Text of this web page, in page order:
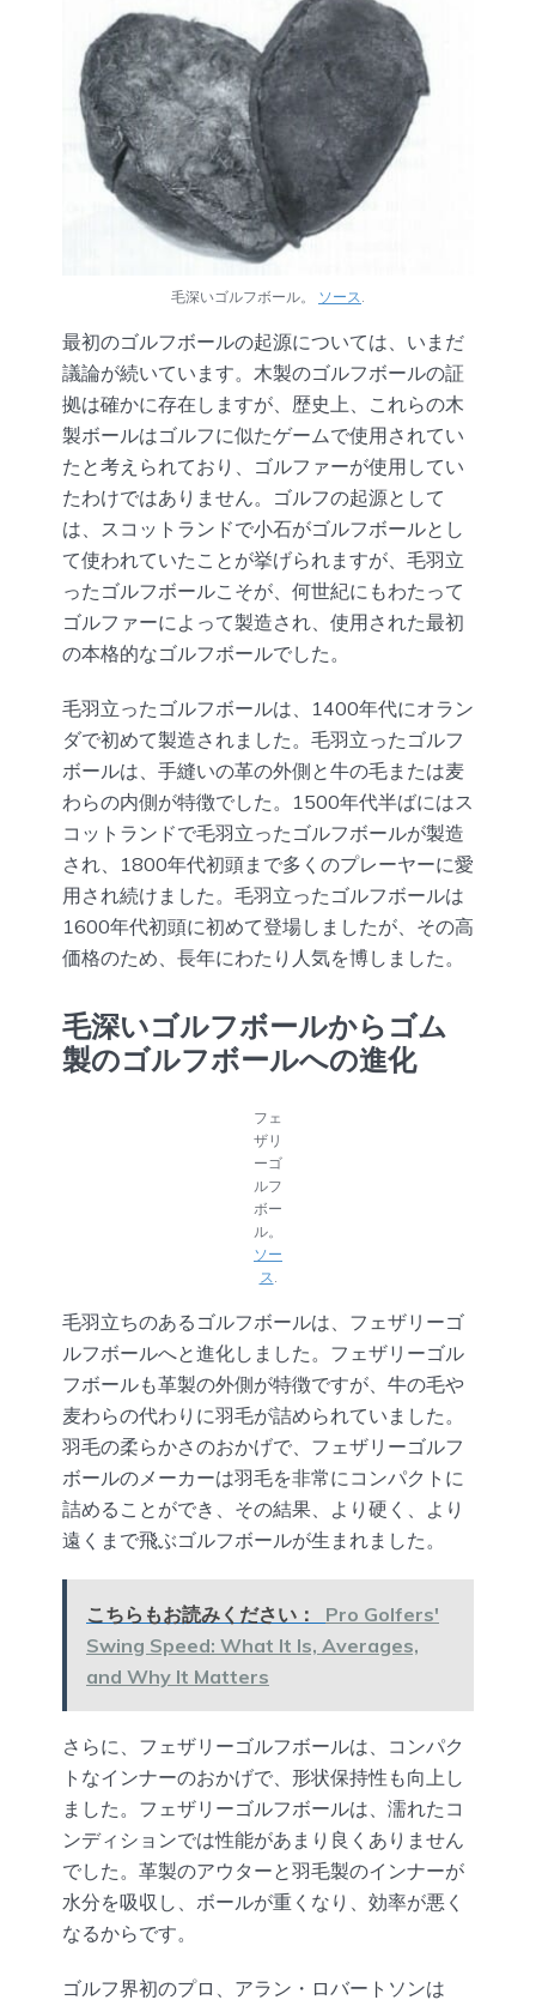
毛深いゴルフボール。 ソース.
最初のゴルフボールの起源については、いまだ
議論が続いています。木製のゴルフボールの証
拠は確かに存在しますが、歴史上、これらの木
製ボールはゴルフに似たゲームで使用されてい
たと考えられており、ゴルファーが使用してい
たわけではありません。ゴルフの起源として
は、スコットランドで小石がゴルフボールとし
て使われていたことが挙げられますが、毛羽立
ったゴルフボールこそが、何世紀にもわたって
ゴルファーによって製造され、使用された最初
の本格的なゴルフボールでした。
毛羽立ったゴルフボールは、1400年代にオラン
ダで初めて製造されました。毛羽立ったゴルフ
ボールは、手縫いの革の外側と牛の毛または麦
わらの内側が特徴でした。1500年代半ばにはス
コットランドで毛羽立ったゴルフボールが製造
され、1800年代初頭まで多くのプレーヤーに愛
用され続けました。毛羽立ったゴルフボールは
1600年代初頭に初めて登場しましたが、その高
価格のため、長年にわたり人気を博しました。
毛深いゴルフボールからゴム
製のゴルフボールへの進化
フェ
ザリ
ーゴ
ルフ
ボー
ル。
ソー
ス
毛羽立ちのあるゴルフボールは、フェザリーゴ
ルフボールへと進化しました。フェザリーゴル
フボールも革製の外側が特徴ですが、牛の毛や
麦わらの代わりに羽毛が詰められていました。
羽毛の柔らかさのおかげで、フェザリーゴルフ
ボールのメーカーは羽毛を非常にコンパクトに
詰めることができ、その結果、より硬く、より
遠くまで飛ぶゴルフボールが生まれました。
こちらもお読みください：
Pro Golfers'
Swing Speed: What It Is, Averages,
and Why It Matters
さらに、フェザリーゴルフボールは、コンパク
トなインナーのおかげで、形状保持性も向上し
ました。フェザリーゴルフボールは、濡れたコ
ンディションでは性能があまり良くありません
でした。革製のアウターと羽毛製のインナーが
水分を吸収し、ボールが重くなり、効率が悪く
なるからです。
ゴルフ界初のプロ、アラン・ロバートソンは